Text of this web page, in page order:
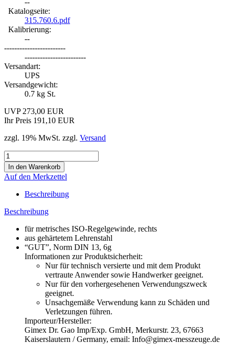
Katalogseite:
315.760.6.pdf
Kalibrierung:
--
------------------------
------------------------
Versandart:
UPS
Versandgewicht:
0.7 kg St.
UVP 273,00 EUR
Ihr Preis 191,10 EUR
zzgl. 19% MwSt. zzgl. Versand
Auf den Merkzettel
Beschreibung
Beschreibung
für metrisches ISO-Regelgewinde, rechts
aus gehärtetem Lehrenstahl
“GUT”, Norm DIN 13, 6g
Informationen zur Produktsicherheit:
Nur für technisch versierte und mit dem Produkt
vertraute Anwender sowie Handwerker geeignet.
Nur für den vorhergesehenen Verwendungszweck
geeignet.
Unsachgemäße Verwendung kann zu Schäden und
Verletzungen führen.
Importeur/Hersteller:
Gimex Dr. Gao Imp/Exp. GmbH, Merkurstr. 23, 67663
Kaiserslautern / Germany, email: Info@gimex-messzeuge.de